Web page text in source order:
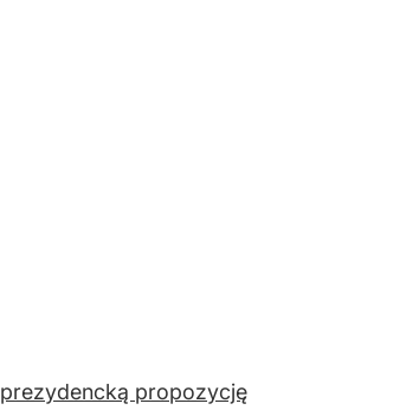
prezydencką propozycję